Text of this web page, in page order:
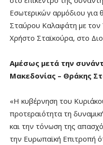
Εσωτερικών αρμόδιου για
Σταύρου Καλαφάτη με τον
Χρήστο Σταϊκούρα, στο
Αμέσως μετά την
Μακεδονίας – Θράκης
«Η κυβέρνηση του
προτεραιότητα τη
και την τόνωση της
την Ευρωπαϊκή Επιτροπή